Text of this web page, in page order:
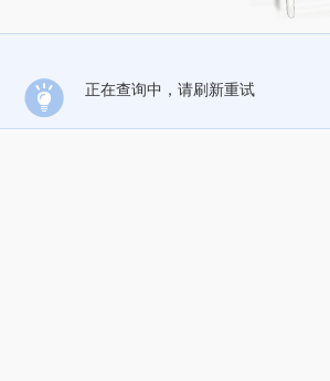
正在查询中，请刷新重试